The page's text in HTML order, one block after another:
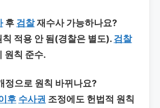
후 검찰재수사 가능하나요?
적용 안 됨(경찰은 별도). 검찰
원칙 준수.
정으로 원칙 바뀌나요?
후 수사권 조정에도 헌법적 원칙